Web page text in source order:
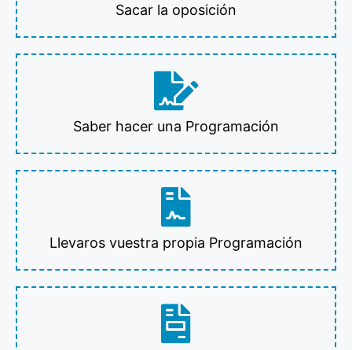
Sacar la oposición
Saber hacer una Programación
Llevaros vuestra propia Programación